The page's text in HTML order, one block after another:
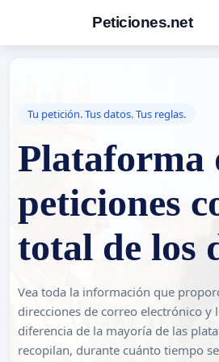
Peticiones.net
Tu petición. Tus datos. Tus reglas.
Plataforma
peticiones
total de los
Vea toda la información que
direcciones de correo electrónico y
diferencia de la mayoría de las
recopilan, durante cuánto tiempo